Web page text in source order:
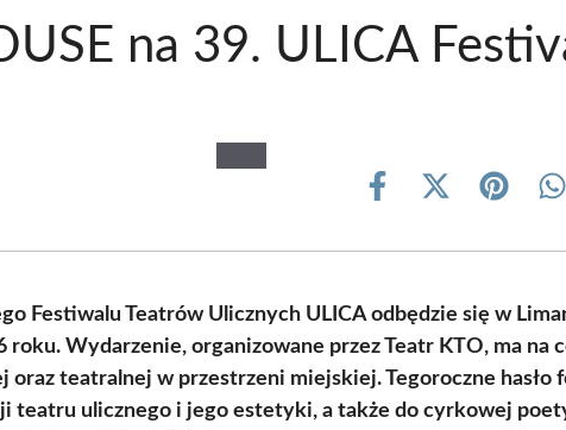
na 39. ULICA
Share
Share
(Twitter)
Share
Festiwalu Teatrów Ulicznych ULICA odbędzie się w
roku. Wydarzenie, organizowane przez Teatr KTO, ma na
teatralnej w przestrzeni miejskiej. Tegoroczne hasło
teatru ulicznego i jego estetyki, a także do cyrkowej